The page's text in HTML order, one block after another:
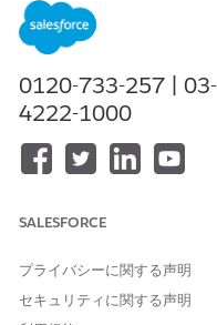
必要なユーザー権限
プロンプトビルダーでプロン
プトを作成および管理する
[設定] から、[
[生成 AI メンバー概要]
概要]、[生成 AI 施設提
各プロンプトの手順
関連項目:
0120-733-257 | 03-
4222-1000
SALESFORCE
プライバシーに関する声明
セキュリティに関する声明